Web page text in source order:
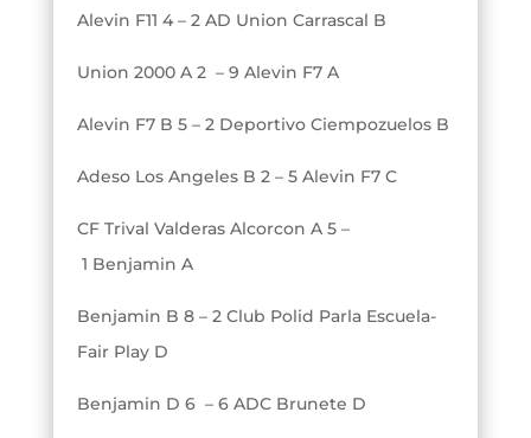
Alevin F11 4 – 2 AD Union Carrascal B
Union 2000 A 2 – 9 Alevin F7 A
Alevin F7 B 5 – 2 Deportivo Ciempozuelos B
Adeso Los Angeles B 2 – 5 Alevin F7 C
CF Trival Valderas Alcorcon A 5 –
1 Benjamin A
Benjamin B 8 – 2 Club Polid Parla Escuela-
Fair Play D
Benjamin D 6 – 6 ADC Brunete D